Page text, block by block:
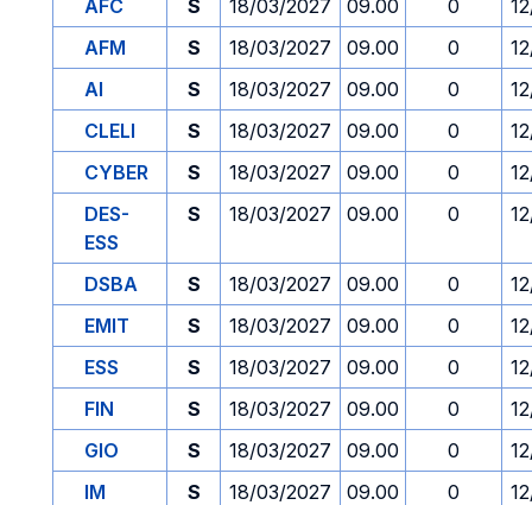
AFC
S 18/03/2027 09.00 0
AFM
S 18/03/2027 09.00 0
AI
S 18/03/2027 09.00 0
CLELI
S 18/03/2027 09.00 0
CYBER
S 18/03/2027 09.00 0
DES-
ESS
S 18/03/2027 09.00 0
DSBA S 18/03/2027 09.00 0
EMIT
S 18/03/2027 09.00 0
ESS
S 18/03/2027 09.00 0
FIN
S 18/03/2027 09.00 0
GIO
S 18/03/2027 09.00 0
IM
S 18/03/2027 09.00 0